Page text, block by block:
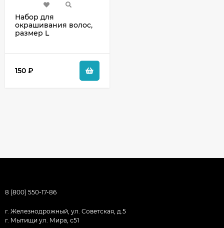
Набор для
окрашивания волос,
размер L
150 ₽
8 (800) 550-17-86
г. Железнодрожный, ул. Советская, д.5
г. Мытищи ул. Мира, с51